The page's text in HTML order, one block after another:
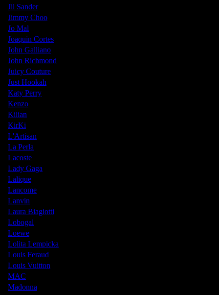
Jil Sander
Jimmy Choo
Jo Mal
Joaquin Cortes
John Galliano
John Richmond
Juicy Couture
Just Hookah
Katy Perry
Kenzo
Kilian
KirKi
L'Artisan
La Perla
Lacoste
Lady Gaga
Lalique
Lancome
Lanvin
Laura Biagiotti
Lobogal
Loewe
Lolita Lempicka
Louis Feraud
Louis Vuitton
MAC
Madonna